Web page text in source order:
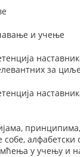
и учење
за
собе,
у учењу и